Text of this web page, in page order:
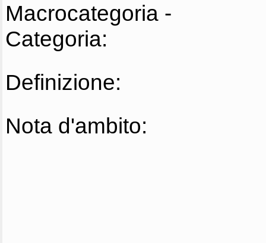
Macrocategoria -
Categoria:
Definizione:
Nota d'ambito: